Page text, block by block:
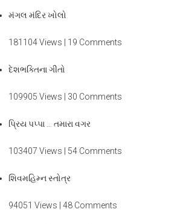
મંગલ મંદિર ખોલો
181104 Views | 19 Comments
દેશભક્તિના ગીતો
109905 Views | 30 Comments
પ્રિય પપ્પા … તમારા વગર
103407 Views | 54 Comments
શિવમહિમ્ન સ્તોત્ર
94051 Views | 48 Comments